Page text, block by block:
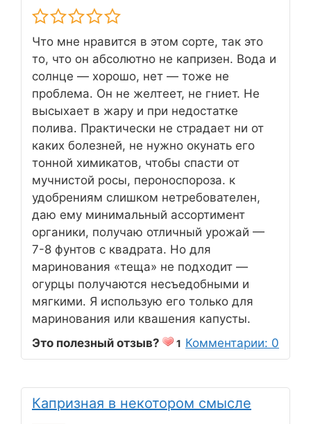
Что мне нравится в этом сорте, так это
то, что он абсолютно не капризен. Вода и
солнце — хорошо, нет — тоже не
проблема. Он не желтеет, не гниет. Не
высыхает в жару и при недостатке
полива. Практически не страдает ни от
каких болезней, не нужно окунать его
тонной химикатов, чтобы спасти от
мучнистой росы, пероноспороза. к
удобрениям слишком нетребователен,
даю ему минимальный ассортимент
органики, получаю отличный урожай —
7-8 фунтов с квадрата. Но для
маринования «теща» не подходит —
огурцы получаются несъедобными и
мягкими. Я использую его только для
маринования или квашения капусты.
Это полезный отзыв?
1 Комментарии: 0
Капризная в некотором смысле